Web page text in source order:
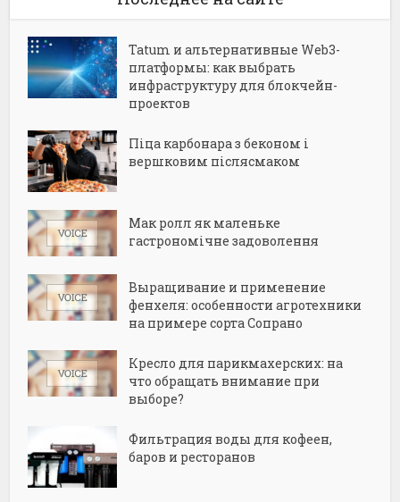
Tatum и альтернативные Web3-
платформы: как выбрать
инфраструктуру для блокчейн-
проектов
Піца карбонара з беконом і
вершковим післясмаком
Мак ролл як маленьке
гастрономічне задоволення
Выращивание и применение
фенхеля: особенности агротехники
на примере сорта Сопрано
Кресло для парикмахерских: на
что обращать внимание при
выборе?
Фильтрация воды для кофеен,
баров и ресторанов